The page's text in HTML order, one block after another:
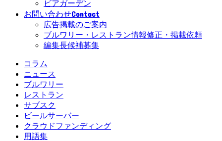
ビアガーデン
お問い合わせContact
広告掲載のご案内
ブルワリー・レストラン情報修正・掲載依頼
編集長候補募集
コラム
ニュース
ブルワリー
レストラン
サブスク
ビールサーバー
クラウドファンディング
用語集